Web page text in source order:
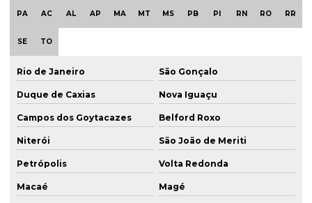
PA AC AL AP MA MT MS PB PI RN RO RR
SE TO
Rio de Janeiro São Gonçalo
Duque de Caxias Nova Iguaçu
Campos dos Goytacazes Belford Roxo
Niterói São João de Meriti
Petrópolis Volta Redonda
Macaé Magé